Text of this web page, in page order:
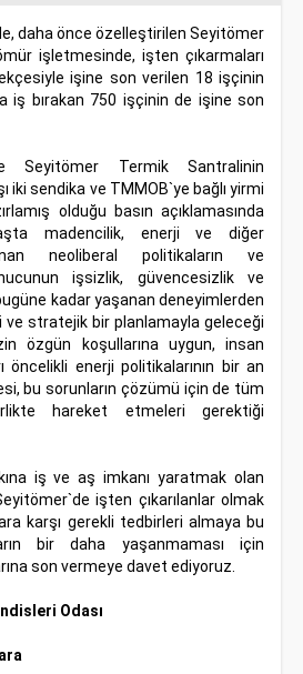
daha önce özelleştirilen Seyitömer
işletmesinde, işten çıkarmaları
işine son verilen 18 işçinin
iş bırakan 750 işçinin de işine son
Seyitömer Termik Santralinin
iki sendika ve TMMOB`ye bağlı yirmi
olduğu basın açıklamasında
madencilik, enerji ve diğer
neoliberal politikaların ve
işsizlik, güvencesizlik ve
kadar yaşanan deneyimlerden
ve stratejik bir planlamayla geleceği
özgün koşullarına uygun, insan
öncelikli enerji politikalarının bir an
bu sorunların çözümü için de tüm
hareket etmeleri gerektiği
iş ve aş imkanı yaratmak olan
işten çıkarılanlar olmak
karşı gerekli tedbirleri almaya bu
bir daha yaşanmaması için
son vermeye davet ediyoruz.
Odası